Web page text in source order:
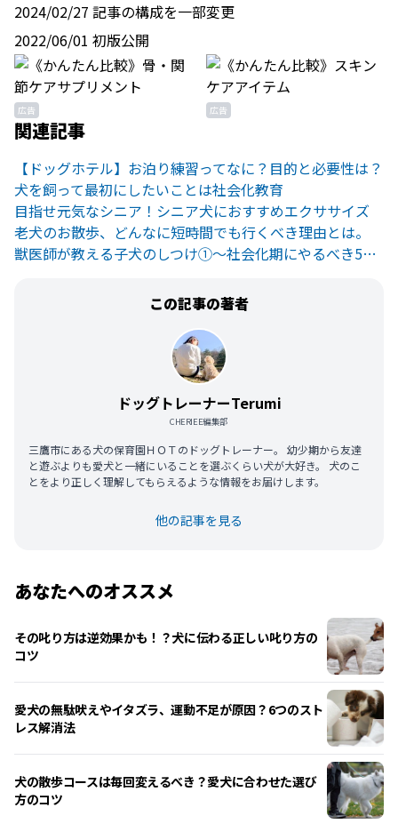
2024/02/27 記事の構成を一部変更
2022/06/01 初版公開
広告 広告
関連記事
【ドッグホテル】お泊り練習ってなに？目的と必要性は？
犬を飼って最初にしたいことは社会化教育
目指せ元気なシニア！シニア犬におすすめエクササイズ
老犬のお散歩、どんなに短時間でも行くべき理由とは。
獣医師が教える子犬のしつけ①〜社会化期にやるべき5つのこと
この記事の著者
ドッグトレーナーTerumi
CHERIEE編集部
三鷹市にある犬の保育園ＨＯＴのドッグトレーナー。 幼少期から友達
と遊ぶよりも愛犬と一緒にいることを選ぶくらい犬が大好き。 犬のこ
とをより正しく理解してもらえるような情報をお届けします。
他の記事を見る
あなたへのオススメ
その叱り方は逆効果かも！？犬に伝わる正しい叱り方の
コツ
愛犬の無駄吠えやイタズラ、運動不足が原因？6つのスト
レス解消法
犬の散歩コースは毎回変えるべき？愛犬に合わせた選び
方のコツ